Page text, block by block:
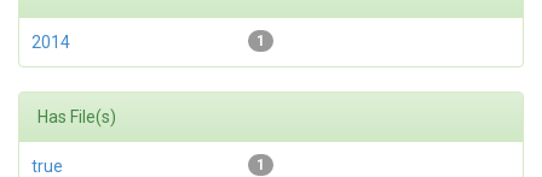
1
2014
Has File(s)
1
true